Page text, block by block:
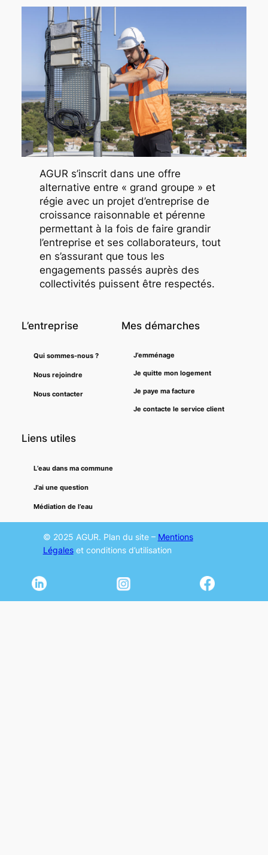
AGUR s’inscrit dans une offre
alternative entre « grand groupe » et
régie avec un projet d’entreprise de
croissance raisonnable et pérenne
permettant à la fois de faire grandir
l’entreprise et ses collaborateurs, tout
en s’assurant que tous les
engagements passés auprès des
collectivités puissent être respectés.
L’entreprise
Qui sommes-nous ?
Nous rejoindre
Nous contacter
Mes démarches
J’emménage
Je quitte mon logement
Je paye ma facture
Je contacte le service client
Liens utiles
L’eau dans ma commune
J’ai une question
Médiation de l’eau
© 2025 AGUR. Plan du site – Mentions
Légaleset conditions d’utilisation